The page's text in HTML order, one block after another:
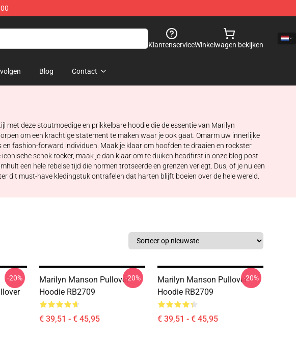
KlantenserviceWinkelwagen bekijken
Blog Contact
deze stoutmoedige en prikkelbare hoodie die de essentie van Marilyn
om een krachtige statement te maken waar je ook gaat. Omarm uw innerlijke
fashion-forward individuen. Maak je klaar om hoofden te draaien en rockster
schok rocker, maak je dan klaar om te duiken headfirst in onze blog post
een hele rebelse tijd die normen trotseerde en grenzen verlegt. Dus, of je nu een
dit must-have kledingstuk ontrafelen dat harten blijft boeien over de hele wereld.
-20%
Marilyn Manson Pullover
Hoodie RB2709
€ 39,51 - € 45,95
-20%
Marilyn Manson Pullover
Hoodie RB2709
€ 39,51 - € 45,95
-20%